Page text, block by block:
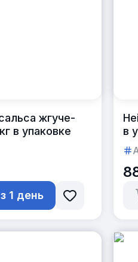
жгуче-
в упаковке
1 день
в